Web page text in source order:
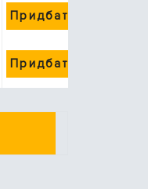
Придбати
Придбати